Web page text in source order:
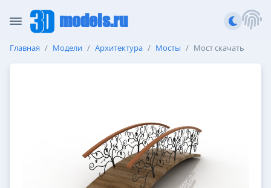
models.ru
Главная Модели Архитектура Мосты Мост скачать